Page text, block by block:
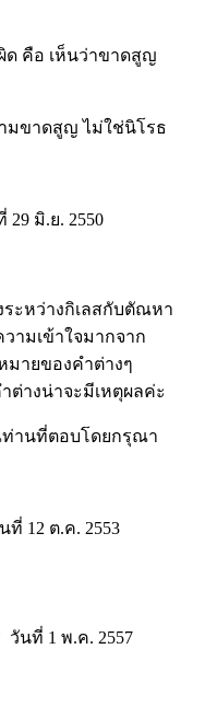
ด คือ เห็นว่าขาดสูญ
มขาดสูญ ไม่ใช่นิโรธ
มิ.ย. 2550
ระหว่างกิเลสกับตัณหา
ามเข้าใจมากจาก
มายของคำต่างๆ
ต่างน่าจะมีเหตุผลค่ะ
านที่ตอบโดยกรุณา
12 ต.ค. 2553
นที่ 1 พ.ค. 2557